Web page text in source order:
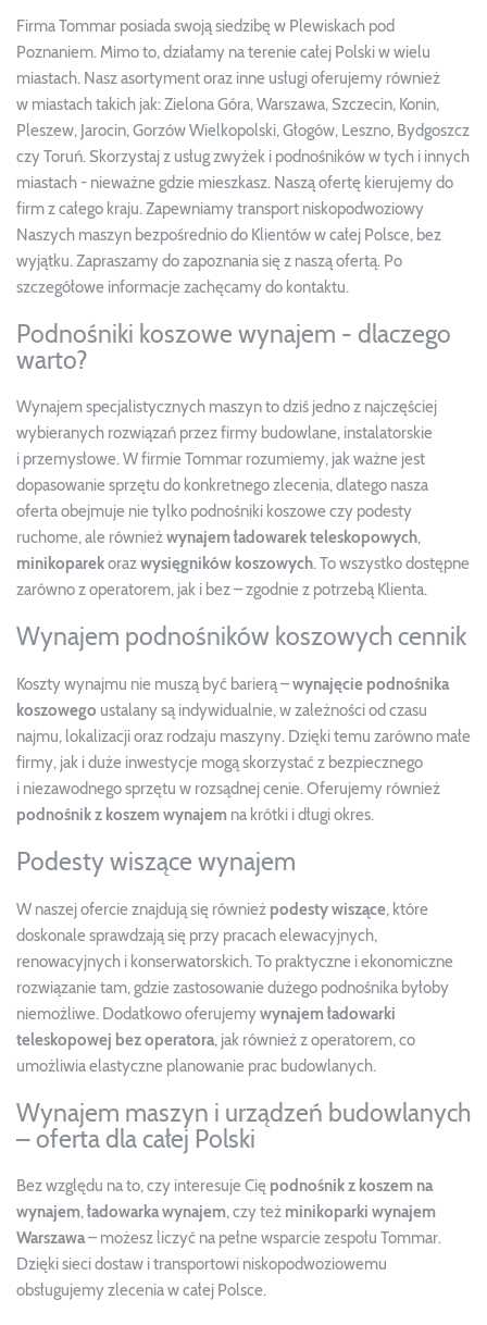
Firma Tommar posiada swoją siedzibę w Plewiskach pod
Poznaniem. Mimo to, działamy na terenie całej Polski w wielu
miastach. Nasz asortyment oraz inne usługi oferujemy również
w miastach takich jak: Zielona Góra, Warszawa, Szczecin, Konin,
Pleszew, Jarocin, Gorzów Wielkopolski, Głogów, Leszno, Bydgoszcz
czy Toruń. Skorzystaj z usług zwyżek i podnośników w tych i innych
miastach - nieważne gdzie mieszkasz. Naszą ofertę kierujemy do
firm z całego kraju. Zapewniamy transport niskopodwoziowy
Naszych maszyn bezpośrednio do Klientów w całej Polsce, bez
wyjątku. Zapraszamy do zapoznania się z naszą ofertą. Po
szczegółowe informacje zachęcamy do kontaktu.
Podnośniki koszowe wynajem - dlaczego
warto?
Wynajem specjalistycznych maszyn to dziś jedno z najczęściej
wybieranych rozwiązań przez firmy budowlane, instalatorskie
i przemysłowe. W firmie Tommar rozumiemy, jak ważne jest
dopasowanie sprzętu do konkretnego zlecenia, dlatego nasza
oferta obejmuje nie tylko podnośniki koszowe czy podesty
ruchome, ale również wynajem ładowarek teleskopowych,
minikoparek oraz wysięgników koszowych. To wszystko dostępne
zarówno z operatorem, jak i bez – zgodnie z potrzebą Klienta.
Wynajem podnośników koszowych cennik
Koszty wynajmu nie muszą być barierą – wynajęcie podnośnika
koszowego ustalany są indywidualnie, w zależności od czasu
najmu, lokalizacji oraz rodzaju maszyny. Dzięki temu zarówno małe
firmy, jak i duże inwestycje mogą skorzystać z bezpiecznego
i niezawodnego sprzętu w rozsądnej cenie. Oferujemy również
podnośnik z koszem wynajem na krótki i długi okres.
Podesty wiszące wynajem
W naszej ofercie znajdują się również podesty wiszące, które
doskonale sprawdzają się przy pracach elewacyjnych,
renowacyjnych i konserwatorskich. To praktyczne i ekonomiczne
rozwiązanie tam, gdzie zastosowanie dużego podnośnika byłoby
niemożliwe. Dodatkowo oferujemy wynajem ładowarki
teleskopowej bez operatora, jak również z operatorem, co
umożliwia elastyczne planowanie prac budowlanych.
Wynajem maszyn i urządzeń budowlanych
– oferta dla całej Polski
Bez względu na to, czy interesuje Cię podnośnik z koszem na
wynajem,ładowarka wynajem, czy też minikoparki wynajem
Warszawa – możesz liczyć na pełne wsparcie zespołu Tommar.
Dzięki sieci dostaw i transportowi niskopodwoziowemu
obsługujemy zlecenia w całej Polsce.